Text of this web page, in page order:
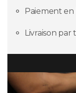
Paiement en
Livraison